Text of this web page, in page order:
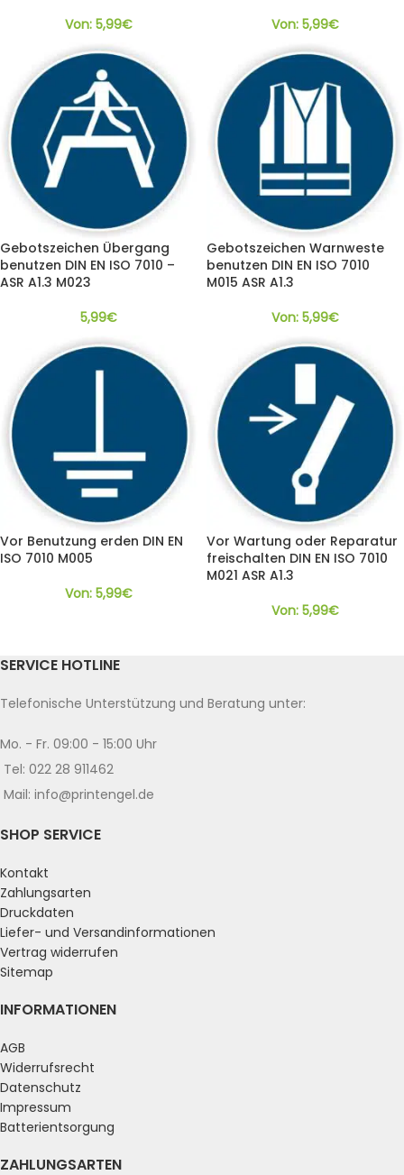
Von: 5,99€
Von: 5,99€
Gebotszeichen Übergang
benutzen DIN EN ISO 7010 –
ASR A1.3 M023
5,99€
Gebotszeichen Warnweste
benutzen DIN EN ISO 7010
M015 ASR A1.3
Von: 5,99€
Vor Benutzung erden DIN EN
ISO 7010 M005
Von: 5,99€
Vor Wartung oder Reparatur
freischalten DIN EN ISO 7010
M021 ASR A1.3
Von: 5,99€
SERVICE HOTLINE
Telefonische Unterstützung und Beratung unter:
Mo. - Fr. 09:00 - 15:00 Uhr
Tel: 022 28 911462
Mail: info@printengel.de
SHOP SERVICE
Kontakt
Zahlungsarten
Druckdaten
Liefer- und Versandinformationen
Vertrag widerrufen
Sitemap
INFORMATIONEN
AGB
Widerrufsrecht
Datenschutz
Impressum
Batterientsorgung
ZAHLUNGSARTEN